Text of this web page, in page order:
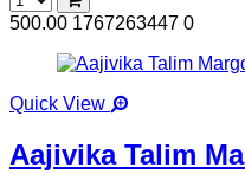
500.00 1767263447 0
Quick View
Aajivika Talim